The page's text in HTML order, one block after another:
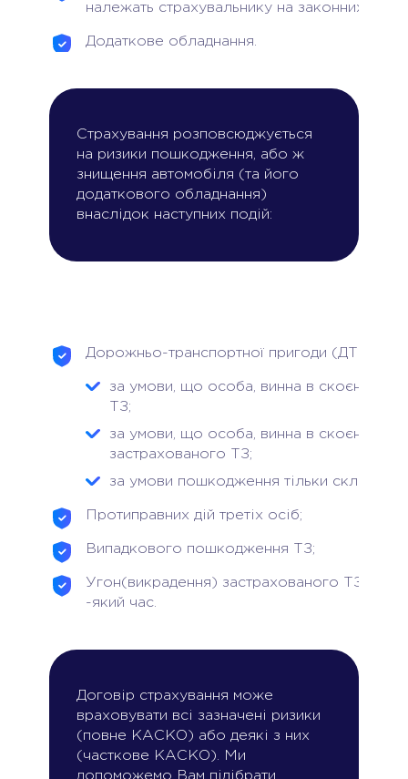
належать страхувальнику на законних
Додаткове обладнання.
Страхування розповсюджується
на ризики пошкодження, або ж
знищення автомобіля (та його
додаткового обладнання)
внаслідок наступних подій:
Дорожньо-транспортної пригоди (ДТП):
за умови, що особа, винна в скоєнні
ТЗ;
за умови, що особа, винна в скоєнні
застрахованого ТЗ;
за умови пошкодження тільки скла,
Протиправних дій третіх осіб;
Випадкового пошкодження ТЗ;
Угон(викрадення) застрахованого ТЗ під
-який час.
Договір страхування може
враховувати всі зазначені ризики
(повне КАСКО) або деякі з них
(часткове КАСКО). Ми
допоможемо Вам підібрати